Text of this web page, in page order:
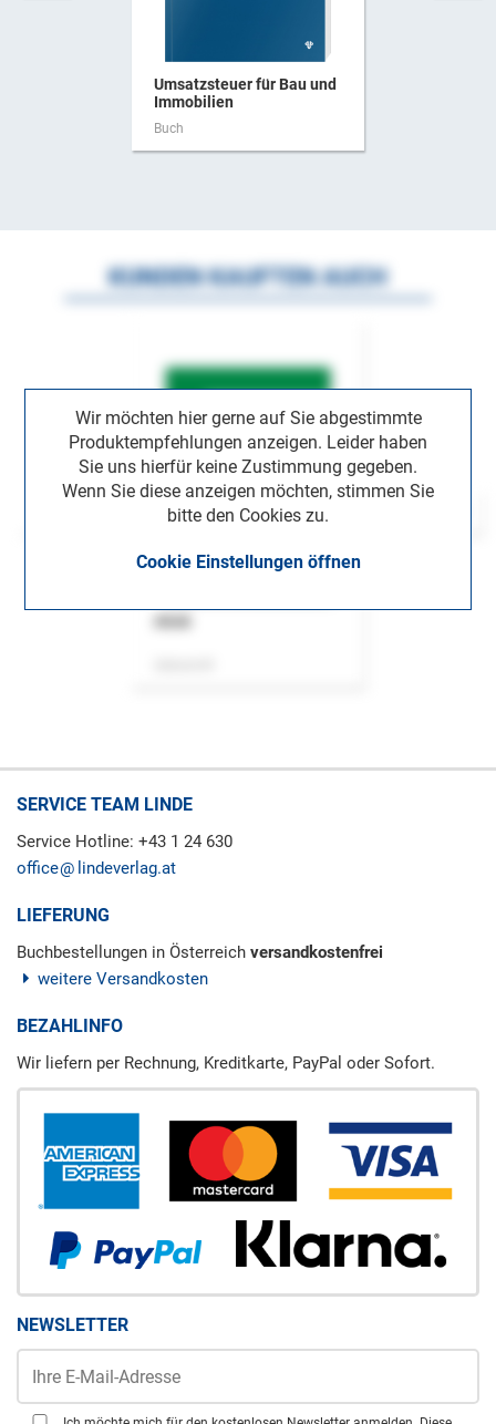
Umsatzsteuer für Bau und
Immobilien
Buch
Wir möchten hier gerne auf Sie abgestimmte
Produktempfehlungen anzeigen. Leider haben
Sie uns hierfür keine Zustimmung gegeben.
Wenn Sie diese anzeigen möchten, stimmen Sie
bitte den Cookies zu.
Cookie Einstellungen öffnen
KUNDEN KAUFTEN AUCH
SERVICE TEAM LINDE
Service Hotline: +43 1 24 630
office
lindeverlag.at
LIEFERUNG
Buchbestellungen in Österreich versandkostenfrei
weitere Versandkosten
BEZAHLINFO
Wir liefern per Rechnung, Kreditkarte, PayPal oder Sofort.
NEWSLETTER